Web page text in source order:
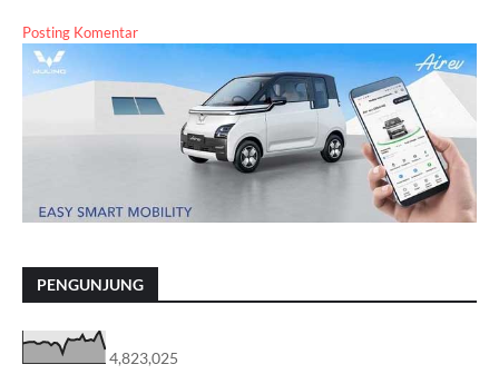
Posting Komentar
PENGUNJUNG
4,823,025